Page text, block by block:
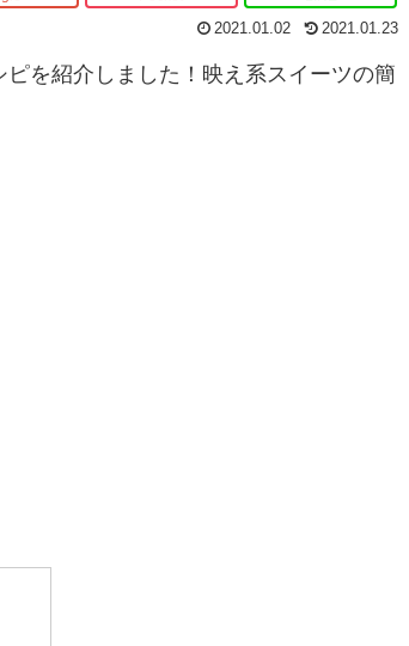
2021.01.02 2021.01.23
を紹介しました！映え系スイーツの簡